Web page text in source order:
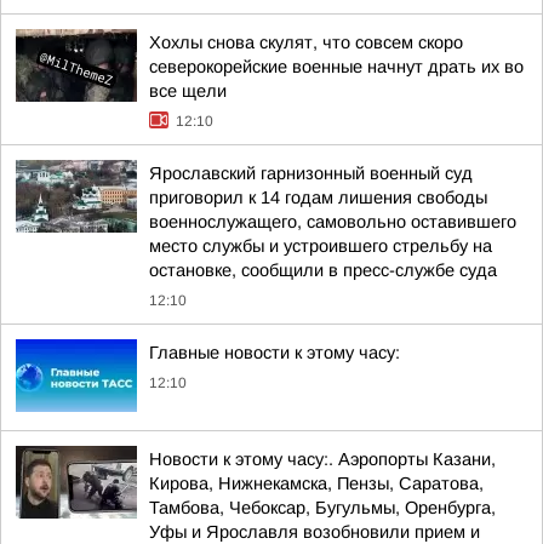
Хохлы снова скулят, что совсем скоро
северокорейские военные начнут драть их во
все щели
12:10
Ярославский гарнизонный военный суд
приговорил к 14 годам лишения свободы
военнослужащего, самовольно оставившего
место службы и устроившего стрельбу на
остановке, сообщили в пресс-службе суда
12:10
Главные новости к этому часу:
12:10
Новости к этому часу:. Аэропорты Казани,
Кирова, Нижнекамска, Пензы, Саратова,
Тамбова, Чебоксар, Бугульмы, Оренбурга,
Уфы и Ярославля возобновили прием и